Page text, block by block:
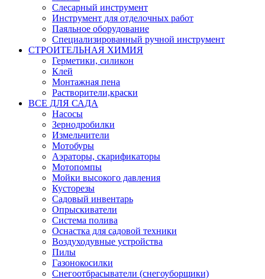
Слесарный инструмент
Инструмент для отделочных работ
Паяльное оборудование
Специализированный ручной инструмент
СТРОИТЕЛЬНАЯ ХИМИЯ
Герметики, силикон
Клей
Монтажная пена
Растворители,краски
ВСЕ ДЛЯ САДА
Насосы
Зернодробилки
Измельчители
Мотобуры
Аэраторы, скарификаторы
Мотопомпы
Мойки высокого давления
Кусторезы
Садовый инвентарь
Опрыскиватели
Система полива
Оснастка для садовой техники
Воздуходувные устройства
Пилы
Газонокосилки
Снегоотбрасыватели (снегоуборщики)